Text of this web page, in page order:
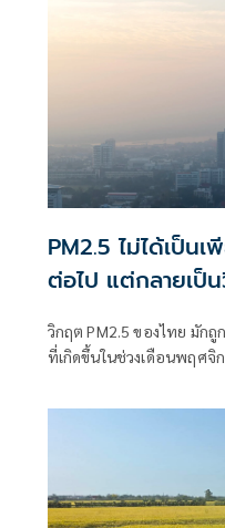
PM2.5 ไม่ได้เป็น
ต่อไป แต่กลายเป็
วิกฤต PM2.5 ของไทย มัก
ที่เกิดขึ้นในช่วงเดือนพฤศจิ
ฤดูกาล